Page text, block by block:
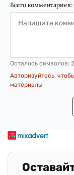
Всего комментариев:
Осталось символов:
Авторизуйтесь,
материалы